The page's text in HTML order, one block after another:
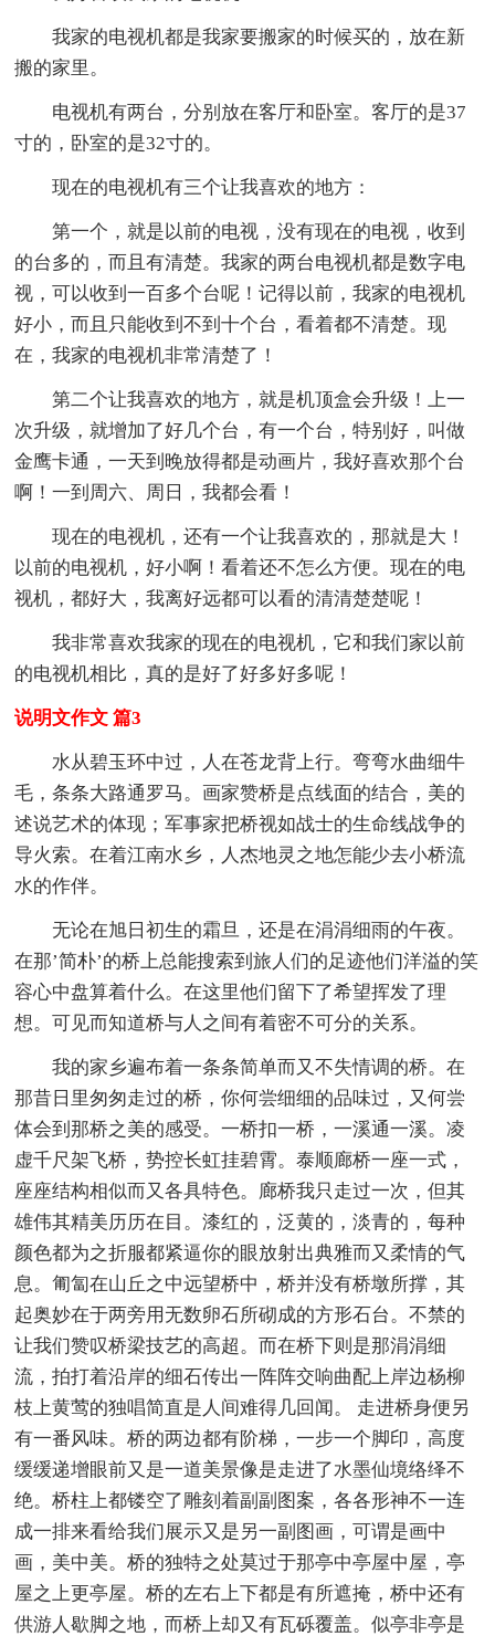
我家的电视机都是我家要搬家的时候买的，放在新
搬的家里。
电视机有两台，分别放在客厅和卧室。客厅的是37
寸的，卧室的是32寸的。
现在的电视机有三个让我喜欢的地方：
第一个，就是以前的电视，没有现在的电视，收到
的台多的，而且有清楚。我家的两台电视机都是数字电
视，可以收到一百多个台呢！记得以前，我家的电视机
好小，而且只能收到不到十个台，看着都不清楚。现
在，我家的电视机非常清楚了！
第二个让我喜欢的地方，就是机顶盒会升级！上一
次升级，就增加了好几个台，有一个台，特别好，叫做
金鹰卡通，一天到晚放得都是动画片，我好喜欢那个台
啊！一到周六、周日，我都会看！
现在的电视机，还有一个让我喜欢的，那就是大！
以前的电视机，好小啊！看着还不怎么方便。现在的电
视机，都好大，我离好远都可以看的清清楚楚呢！
我非常喜欢我家的现在的电视机，它和我们家以前
的电视机相比，真的是好了好多好多呢！
说明文作文 篇3
水从碧玉环中过，人在苍龙背上行。弯弯水曲细牛
毛，条条大路通罗马。画家赞桥是点线面的结合，美的
述说艺术的体现；军事家把桥视如战士的生命线战争的
导火索。在着江南水乡，人杰地灵之地怎能少去小桥流
水的作伴。
无论在旭日初生的霜旦，还是在涓涓细雨的午夜。
在那’简朴’的桥上总能搜索到旅人们的足迹他们洋溢的笑
容心中盘算着什么。在这里他们留下了希望挥发了理
想。可见而知道桥与人之间有着密不可分的关系。
我的家乡遍布着一条条简单而又不失情调的桥。在
那昔日里匆匆走过的桥，你何尝细细的品味过，又何尝
体会到那桥之美的感受。一桥扣一桥，一溪通一溪。凌
虚千尺架飞桥，势控长虹挂碧霄。泰顺廊桥一座一式，
座座结构相似而又各具特色。廊桥我只走过一次，但其
雄伟其精美历历在目。漆红的，泛黄的，淡青的，每种
颜色都为之折服都紧逼你的眼放射出典雅而又柔情的气
息。匍匐在山丘之中远望桥中，桥并没有桥墩所撑，其
起奥妙在于两旁用无数卵石所砌成的方形石台。不禁的
让我们赞叹桥梁技艺的高超。而在桥下则是那涓涓细
流，拍打着沿岸的细石传出一阵阵交响曲配上岸边杨柳
枝上黄莺的独唱简直是人间难得几回闻。 走进桥身便另
有一番风味。桥的两边都有阶梯，一步一个脚印，高度
缓缓递增眼前又是一道美景像是走进了水墨仙境络绎不
绝。桥柱上都镂空了雕刻着副副图案，各各形神不一连
成一排来看给我们展示又是另一副图画，可谓是画中
画，美中美。桥的独特之处莫过于那亭中亭屋中屋，亭
屋之上更亭屋。桥的左右上下都是有所遮掩，桥中还有
供游人歇脚之地，而桥上却又有瓦砾覆盖。似亭非亭是